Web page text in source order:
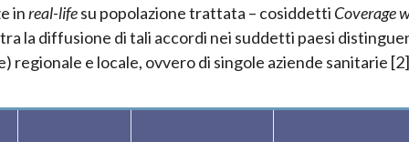
inreal-lifesu popolazione trattata – cosiddetti Coverage
la diffusione di tali accordi nei suddetti paesi
e locale, ovvero di singole aziende sanitarie